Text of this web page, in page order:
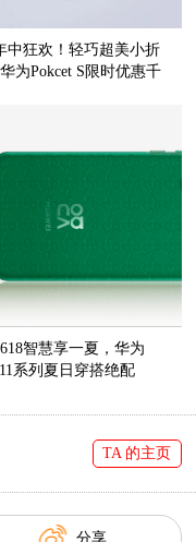
中狂欢！轻巧超美小折
为Pokcet S限时优惠千
智慧享一夏，华为
系列夏日穿搭绝配
TA 的主页
分享